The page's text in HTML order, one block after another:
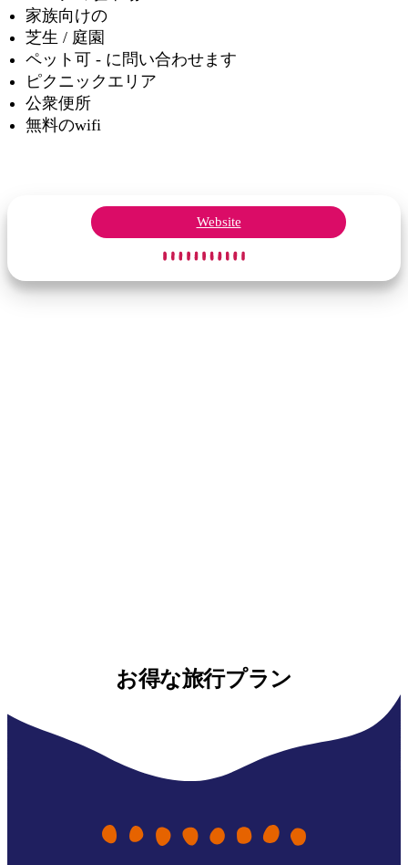
家族向けの
芝生 / 庭園
ペット可 - に問い合わせます
ピクニックエリア
公衆便所
無料のwifi
Website
お得な旅行プラン